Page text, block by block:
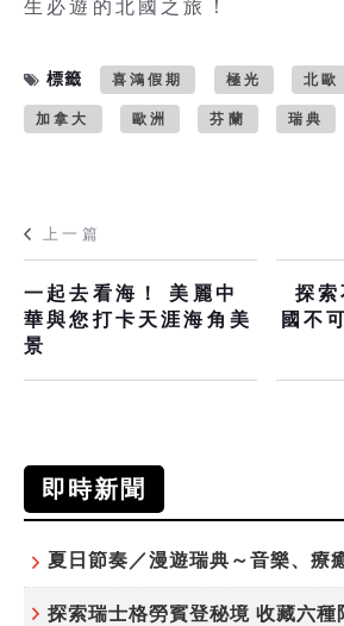
生必遊的北國之旅！
標籤 喜鴻假期 極光 北歐
加拿大 歐洲 芬蘭 瑞典
上一篇
一起去看海！ 美麗中
華與您打卡天涯海角美
景
探
國不
即時新聞